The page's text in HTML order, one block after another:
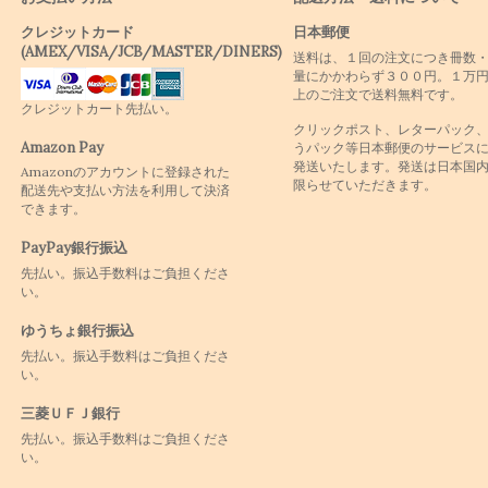
クレジットカード
(AMEX/VISA/JCB/MASTER/DINERS)
クレジットカート先払い。
Amazon Pay
Amazonのアカウントに登録された
配送先や支払い方法を利用して決済
できます。
PayPay銀行振込
先払い。振込手数料はご負担くださ
い。
ゆうちょ銀行振込
先払い。振込手数料はご負担くださ
い。
三菱ＵＦＪ銀行
先払い。振込手数料はご負担くださ
い。
日本郵便
送料は、１回の注文につき冊数
量にかかわらず３００円。１万
上のご注文で送料無料です。
クリックポスト、レターパック
うパック等日本郵便のサービス
発送いたします。発送は日本国
限らせていただきます。